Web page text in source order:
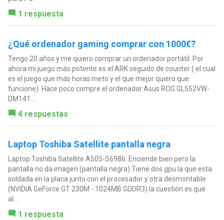
1 respuesta
¿Qué ordenador gaming comprar con 1000€?
Tengo 20 años y me quiero comprar un ordenador portátil. Por
ahora mi juego más potente es el ARK seguido de counter ( el cual
es el juego que más horas meto y el que mejor quiero que
funcione). Hace poco compre el ordenador Asus ROG GL552VW-
DM141...
4 respuestas
Laptop Toshiba Satellite pantalla negra
Laptop Toshiba Satellite A505-S6986: Enciende bien pero la
pantalla no da imagen (pantalla negra) Tiene dos gpu la que esta
soldada en la placa junto con el procesador y otra desmontable
(NVIDIA GeForce GT 230M - 1024MB GDDR3) la cuestión es que
al...
1 respuesta